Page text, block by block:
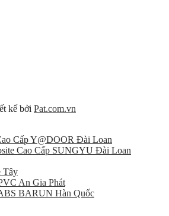
kế bởi Pat.com.vn
Cấp Y@DOOR Đài Loan
Cao Cấp SUNGYU Đài Loan
Tây
An Gia Phát
BARUN Hàn Quốc